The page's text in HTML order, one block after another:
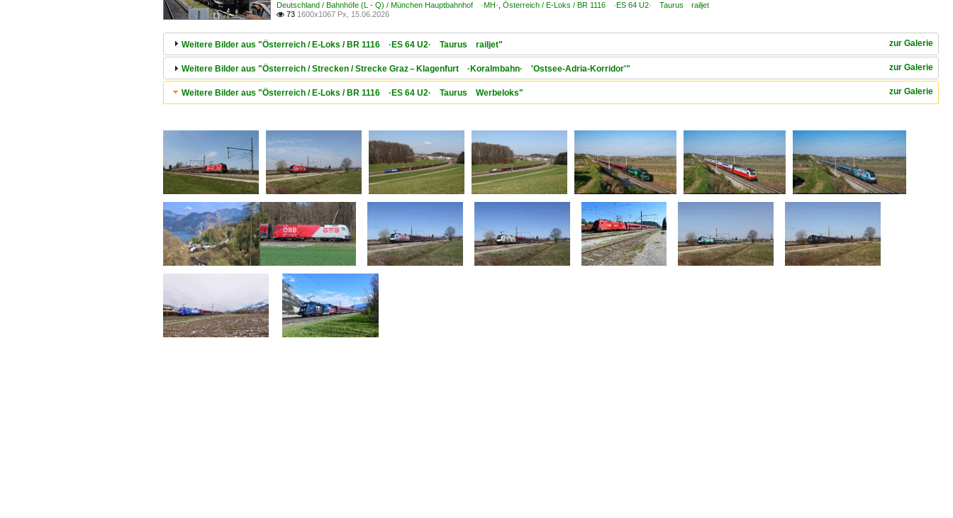
Deutschland / Bahnhöfe (L - Q) / München Hauptbahnhof ·MH· Österreich / E-Loks / BR 1116 ·ES 64 U2· Taurus railjet
 73 1600x1067 Px, 15.06.2026
zur Galerie
Weitere Bilder aus "Österreich / E-Loks / BR 1116 ·ES 64 U2· Taurus railjet"
zur Galerie
Weitere Bilder aus "Österreich / Strecken / Strecke Graz – Klagenfurt ·Koralmbahn· 'Ostsee-Adria-Korridor'"
zur Galerie
Weitere Bilder aus "Österreich / E-Loks / BR 1116 ·ES 64 U2· Taurus Werbeloks"